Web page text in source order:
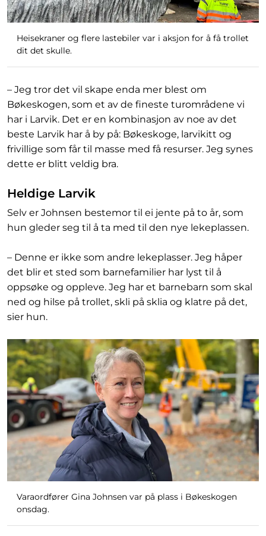
Heisekraner og flere lastebiler var i aksjon for å få trollet
dit det skulle.
– Jeg tror det vil skape enda mer blest om
Bøkeskogen, som et av de fineste turområdene vi
har i Larvik. Det er en kombinasjon av noe av det
beste Larvik har å by på: Bøkeskoge, larvikitt og
frivillige som får til masse med få resurser. Jeg synes
dette er blitt veldig bra.
Heldige Larvik
Selv er Johnsen bestemor til ei jente på to år, som
hun gleder seg til å ta med til den nye lekeplassen.
– Denne er ikke som andre lekeplasser. Jeg håper
det blir et sted som barnefamilier har lyst til å
oppsøke og oppleve. Jeg har et barnebarn som skal
ned og hilse på trollet, skli på sklia og klatre på det,
sier hun.
Varaordfører Gina Johnsen var på plass i Bøkeskogen
onsdag.